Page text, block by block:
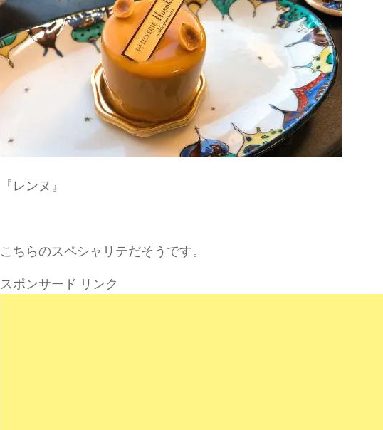
『レンヌ』
こちらのスペシャリテだそうです。
スポンサード リンク